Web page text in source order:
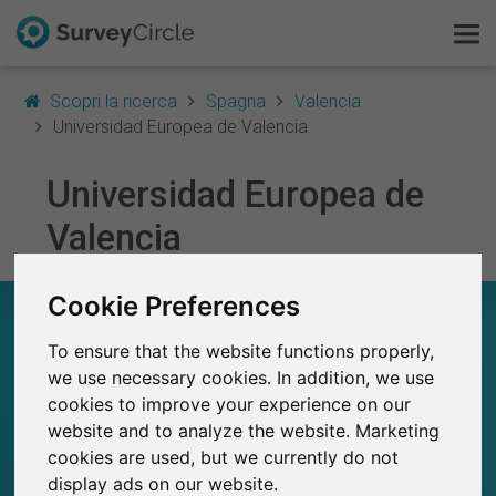
Cookie Preferences
To ensure that the website functions properly,
we use necessary cookies. In addition, we use
cookies to improve your experience on our
website and to analyze the website. Marketing
cookies are used, but we currently do not
display ads on our website.
Scopri la ricerca Spagna
Valencia
Universidad Europea de Valencia
Universidad Europea de
Valencia
UNIVERSIDAD EUROPEA DE VALENCIA – A
17
Studi pubblicati in precedenza su
SurveyCircle
0
Studi attualmente pubblicati su SurveyCircle
Questo è SurveyCircle
Survey Ranking
Scopri la ricerca
FAQ
Registrati gratis
Accedi